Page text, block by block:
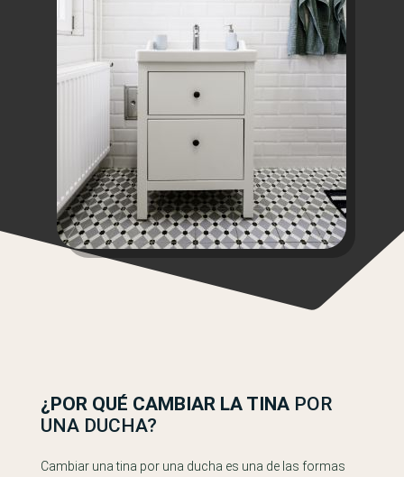
¿POR QUÉ CAMBIAR LA TINAPOR
UNA DUCHA?
Cambiar una tina por una ducha es una de las formas